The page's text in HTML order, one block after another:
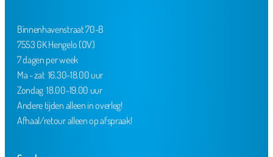
Binnenhavenstraat 70-B
7553 GK Hengelo (OV)
7 dagen per week
Ma - zat 16.30-18.00 uur
Zondag 18.00-19.00 uur
Andere tijden alleen in overleg!
Afhaal/retour alleen op afspraak!